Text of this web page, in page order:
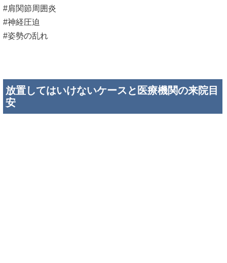
#肩関節周囲炎
#神経圧迫
#姿勢の乱れ
放置してはいけないケースと医療機関の来院目
安